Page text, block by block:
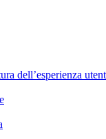
dell’esperienza